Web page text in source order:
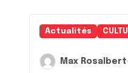
Actualités
Max Rosalbert